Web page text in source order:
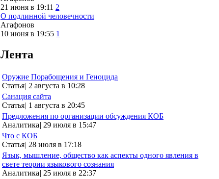
21 июня в 19:11 2
О подлинной человечности
Агафонов
10 июня в 19:55 1
Лента
Оружие Порабощения и Геноцида
Статья| 2 августа в 10:28
Санация сайта
Статья| 1 августа в 20:45
Предложения по организации обсуждения КОБ
Аналитика| 29 июля в 15:47
Что с КОБ
Статья| 28 июля в 17:18
Язык, мышление, общество как аспекты одного явления в
свете теории языкового сознания
Аналитика| 25 июля в 22:37